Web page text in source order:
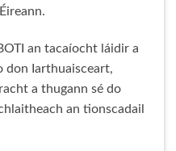
an tacaíocht láidir a
don Iarthuaisceart,
a thugann sé do
an tionscadail